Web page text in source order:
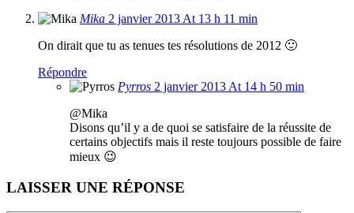
Mika 2 janvier 2013 At 13 h 11 min
On dirait que tu as tenues tes résolutions de 2012 🙂
Répondre
Pyrros 2 janvier 2013 At 14 h 50 min
@Mika
Disons qu’il y a de quoi se satisfaire de la réussite de
certains objectifs mais il reste toujours possible de faire
mieux 😉
LAISSER UNE RÉPONSE